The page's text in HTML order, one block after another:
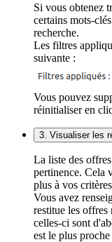
Si vous obtenez
certains mots-
recherche.
Les filtres
suivante :
Vous pouvez
réinitialiser en
3. Visualiser les
La liste des
pertinence. Cela
plus à vos critères
Vous avez
restitue les offres
celles-ci sont
est le plus